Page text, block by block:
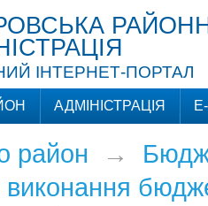
ІНТЕРНЕТ-ПОРТАЛ
АДМІНІСТРАЦІЯ
район →
виконання